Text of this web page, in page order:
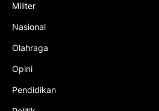
Militer
Nasional
Olahraga
Opini
Pendidikan